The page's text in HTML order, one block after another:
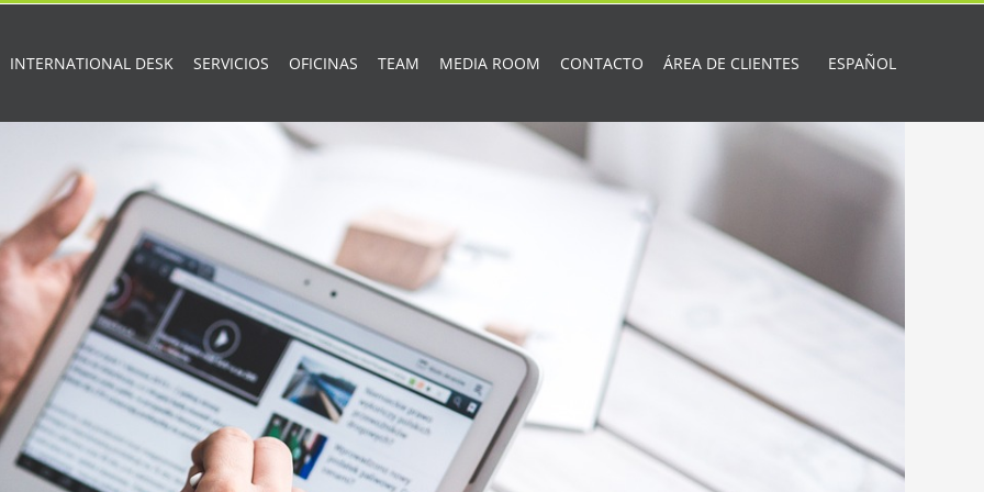
INTERNATIONAL DESK SERVICIOS OFICINAS TEAM MEDIA ROOM CONTACTO ÁREA DE CLIENTES ESPAÑOL